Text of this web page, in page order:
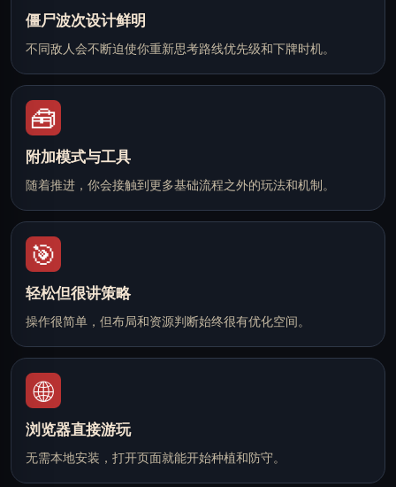
僵尸波次设计鲜明
不同敌人会不断迫使你重新思考路线优先级和下牌时机。
🧰
附加模式与工具
随着推进，你会接触到更多基础流程之外的玩法和机制。
🎯
轻松但很讲策略
操作很简单，但布局和资源判断始终很有优化空间。
🌐
浏览器直接游玩
无需本地安装，打开页面就能开始种植和防守。